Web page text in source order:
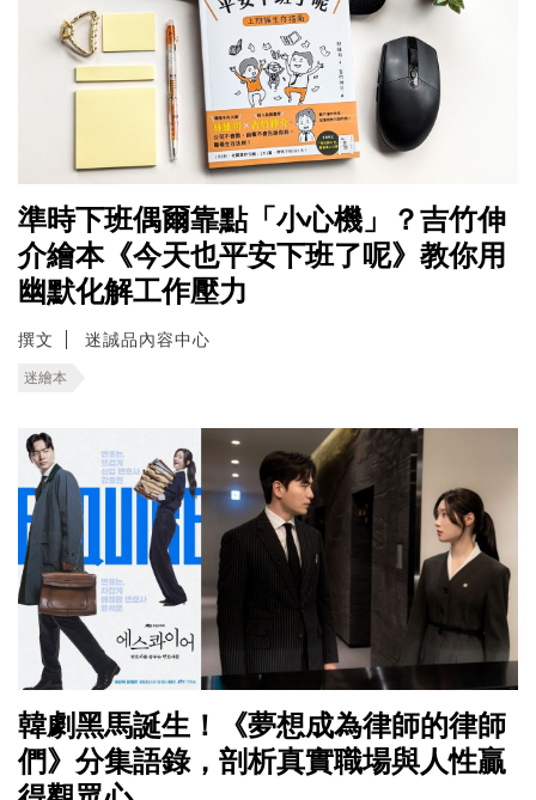
準時下班偶爾靠點「小心機」？吉竹伸
介繪本《今天也平安下班了呢》教你用
幽默化解工作壓力
撰文 迷誠品內容中心
迷繪本
韓劇黑馬誕生！《夢想成為律師的律師
們》分集語錄，剖析真實職場與人性贏